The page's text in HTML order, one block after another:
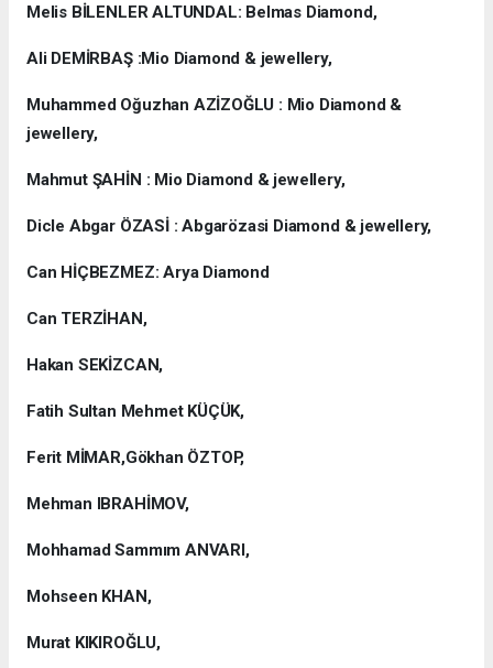
Melis BİLENLER ALTUNDAL: Belmas Diamond,
Ali DEMİRBAŞ :Mio Diamond & jewellery,
Muhammed Oğuzhan AZİZOĞLU : Mio Diamond &
jewellery,
Mahmut ŞAHİN : Mio Diamond & jewellery,
Dicle Abgar ÖZASİ : Abgarözasi Diamond & jewellery,
Can HİÇBEZMEZ: Arya Diamond
Can TERZİHAN,
Hakan SEKİZCAN,
Fatih Sultan Mehmet KÜÇÜK,
Ferit MİMAR,Gökhan ÖZTOP,
Mehman IBRAHİMOV,
Mohhamad Sammım ANVARI,
Mohseen KHAN,
Murat KIKIROĞLU,